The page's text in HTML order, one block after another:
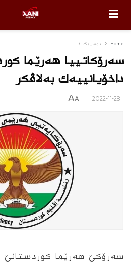
Home دەسپێک ١
سه‌رۆكاتییا هه‌رێما
داخۆیانییه‌ك به‌لاڤكر
2022-11-28
A
A
سه‌رۆکێ هه‌رێما کوردستانێ